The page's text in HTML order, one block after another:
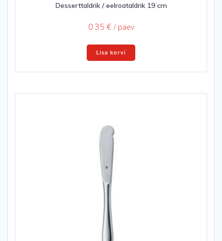
Desserttaldrik / eelroataldrik 19 cm
0.35 € / päev
Lisa korvi